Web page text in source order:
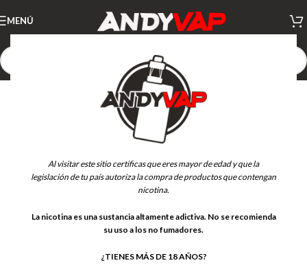
Al visitar este sitio certificas que eres mayor de edad y que la
legislación de tu país autoriza la compra de productos que contengan
nicotina.
La nicotina es una sustancia altamente adictiva. No se recomienda
su uso a los no fumadores.
¿TIENES MÁS DE 18 AÑOS?
MENÚ